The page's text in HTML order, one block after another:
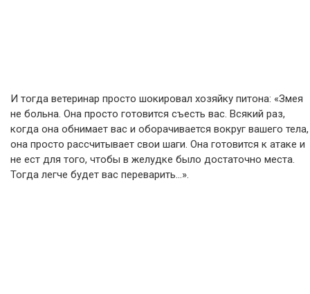
И тогда ветеринар просто шокировал хозяйку питона: «Змея
не больна. Она просто готовится съесть вас. Всякий раз,
когда она обнимает вас и оборачивается вокруг вашего тела,
она просто рассчитывает свои шаги. Она готовится к атаке и
не ест для того, чтобы в желудке было достаточно места.
Тогда легче будет вас переварить…».